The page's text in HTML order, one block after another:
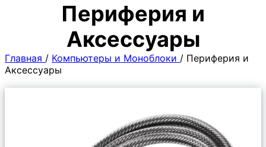
Периферия и
Аксессуары
Главная / Компьютеры и Моноблоки / Периферия и
Аксессуары